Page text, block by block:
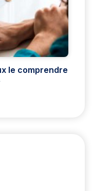
le comprendre